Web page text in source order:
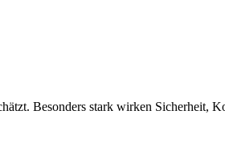
Besonders stark wirken